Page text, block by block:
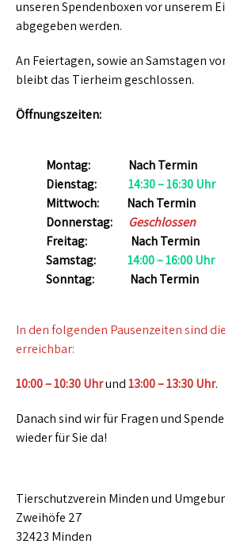
unseren Spendenboxen vor unserem
abgegeben werden.
An Feiertagen, sowie an Samstagen
bleibt das Tierheim geschlossen.
Öffnungszeiten:
Montag:
Nach Termin
Dienstag:
14:30 – 16:30 Uhr
Mittwoch:
Nach Termin
Donnerstag:
Geschlossen
Freitag:
Nach Termin
Samstag:
14:00 – 16:00 Uhr
Sonntag:
Nach Termin
In den folgenden Pausenzeiten sind
erreichbar:
10:00 – 10:30 Uhrund13:00 – 13:30 Uhr.
Danach sind wir für Fragen und
wieder für Sie da!
Tierschutzverein Minden und
Zweihöfe 27
32423 Minden